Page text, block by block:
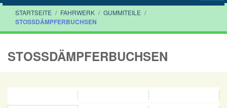
STARTSEITE / FAHRWERK / GUMMITEILE /
STOSSDÄMPFERBUCHSEN
STOSSDÄMPFERBUCHSEN